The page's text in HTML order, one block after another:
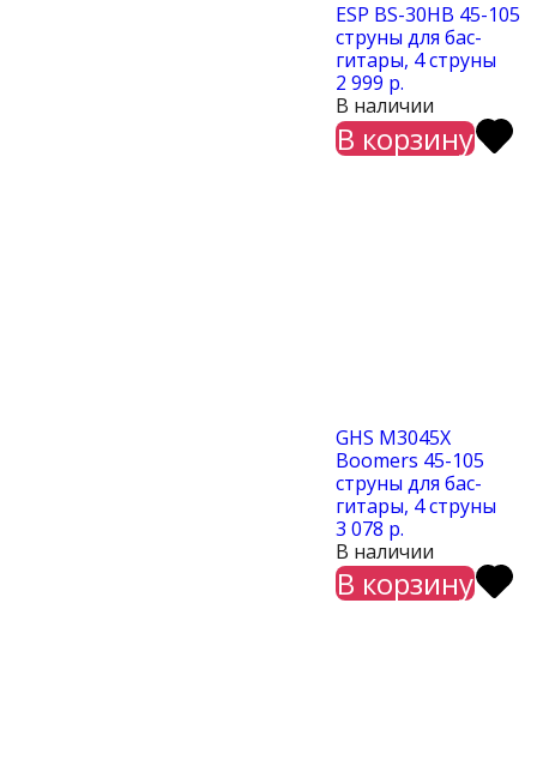
ESP BS-30HB 45-105
струны для бас-
гитары, 4 струны
2 999 р.
В наличии
В корзину
GHS M3045X
Boomers 45-105
струны для бас-
гитары, 4 струны
3 078 р.
В наличии
В корзину